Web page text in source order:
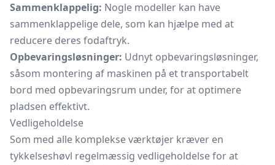
Sammenklappelig: Nogle modeller kan have
sammenklappelige dele, som kan hjælpe med at
reducere deres fodaftryk.
Opbevaringsløsninger: Udnyt opbevaringsløsninger,
såsom montering af maskinen på et transportabelt
bord med opbevaringsrum under, for at optimere
pladsen effektivt.
Vedligeholdelse
Som med alle komplekse værktøjer kræver en
tykkelseshøvl regelmæssig vedligeholdelse for at